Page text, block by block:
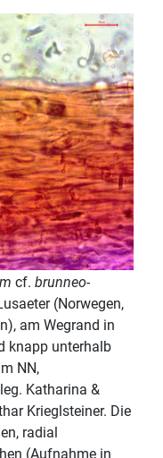
cf. brunneo-
(Norwegen,
am Wegrand in
knapp unterhalb
NN,
Katharina &
Krieglsteiner. Die
radial
(Aufnahme in